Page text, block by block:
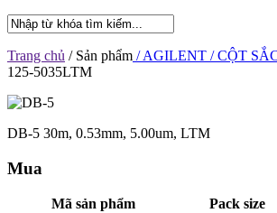
Trang chủ / Sản phẩm / AGILENT / CỘT
125-5035LTM
DB-5 30m, 0.53mm, 5.00um, LTM
Mua
Mã sản phẩm Pack size